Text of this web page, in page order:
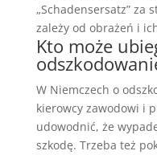
„Schadensersatz” za
zależy od obrażeń i
Kto może
W Niemczech o
kierowcy zawodowi i
udowodnić, że
szkodę. Trzeba też